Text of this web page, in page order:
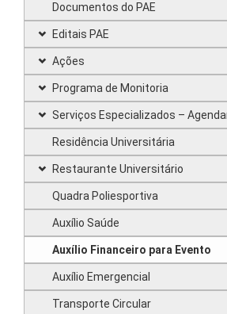
Documentos do PAE
Editais PAE
Ações
Programa de Monitoria
Serviços Especializados –
Residência Universitária
Restaurante Universitário
Quadra Poliesportiva
Auxílio Saúde
Auxílio Financeiro para Evento
Auxílio Emergencial
Transporte Circular